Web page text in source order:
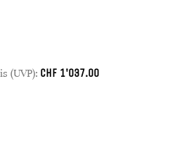
(UVP): CHF 1'037.00